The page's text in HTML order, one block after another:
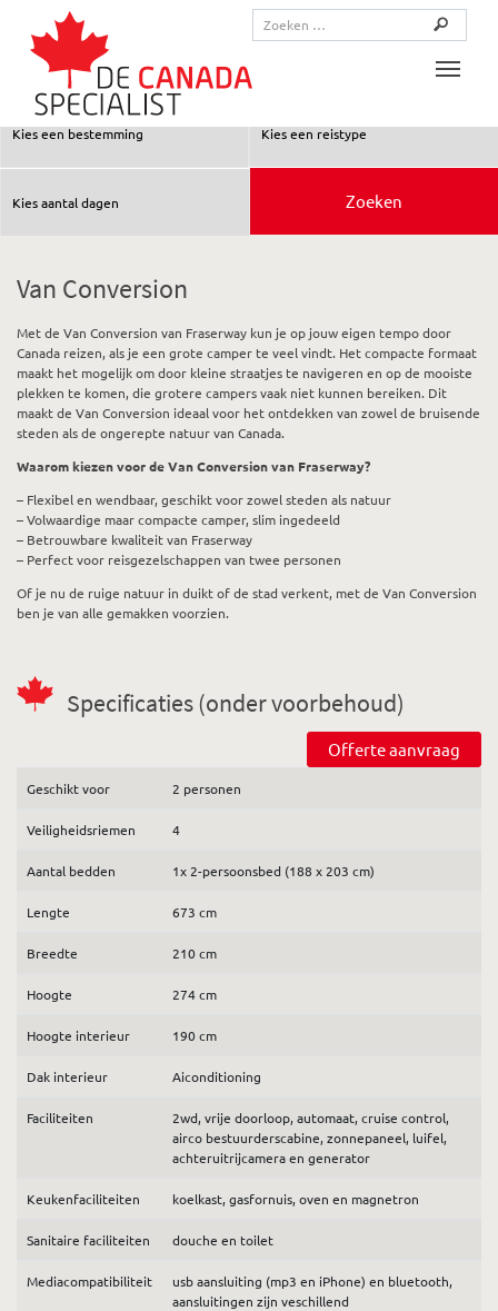
Van Conversion
Met de Van Conversion van Fraserway kun je op jouw eigen tempo door
Canada reizen, als je een grote camper te veel vindt. Het compacte formaat
maakt het mogelijk om door kleine straatjes te navigeren en op de mooiste
plekken te komen, die grotere campers vaak niet kunnen bereiken. Dit
maakt de Van Conversion ideaal voor het ontdekken van zowel de bruisende
steden als de ongerepte natuur van Canada.
Waarom kiezen voor de Van Conversion van Fraserway?
– Flexibel en wendbaar, geschikt voor zowel steden als natuur
– Volwaardige maar compacte camper, slim ingedeeld
– Betrouwbare kwaliteit van Fraserway
– Perfect voor reisgezelschappen van twee personen
Of je nu de ruige natuur in duikt of de stad verkent, met de Van Conversion
ben je van alle gemakken voorzien.
Specificaties (onder voorbehoud)
Offerte aanvraag
Geschikt voor 2 personen
Veiligheidsriemen 4
Aantal bedden 1x 2-persoonsbed (188 x 203 cm)
Lengte 673 cm
Breedte 210 cm
Hoogte 274 cm
Hoogte interieur 190 cm
Dak interieur Aiconditioning
Faciliteiten
2wd, vrije doorloop, automaat, cruise control,
airco bestuurderscabine, zonnepaneel, luifel,
achteruitrijcamera en generator
Keukenfaciliteiten koelkast, gasfornuis, oven en magnetron
Sanitaire faciliteiten douche en toilet
Mediacompatibiliteit
usb aansluiting (mp3 en iPhone) en bluetooth,
aansluitingen zijn veschillend